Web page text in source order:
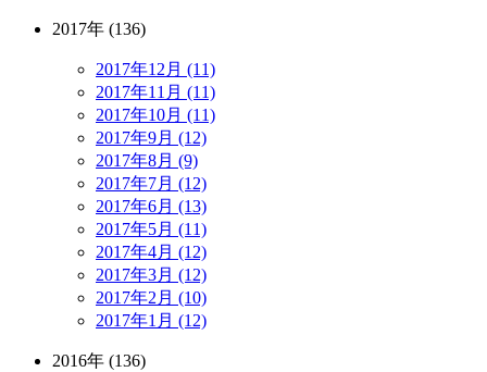
2017年 (136)
2017年12月 (11)
2017年11月 (11)
2017年10月 (11)
2017年9月 (12)
2017年8月 (9)
2017年7月 (12)
2017年6月 (13)
2017年5月 (11)
2017年4月 (12)
2017年3月 (12)
2017年2月 (10)
2017年1月 (12)
2016年 (136)